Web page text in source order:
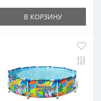
В КОРЗИНУ